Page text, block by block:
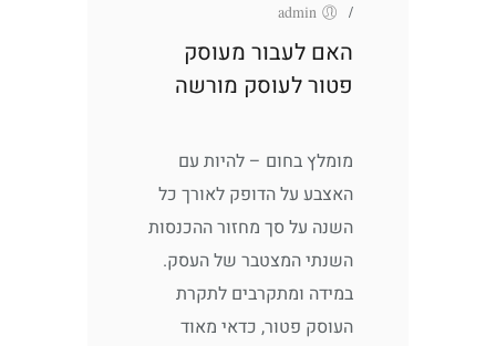
/
admin
האם לעבור מעוסק
פטור לעוסק מורשה
מומלץ בחום – להיות עם
האצבע על הדופק לאורך כל
השנה על סך מחזור ההכנסות
השנתי המצטבר של העסק.
במידה ומתקרבים לתקרת
העוסק פטור, כדאי מאוד